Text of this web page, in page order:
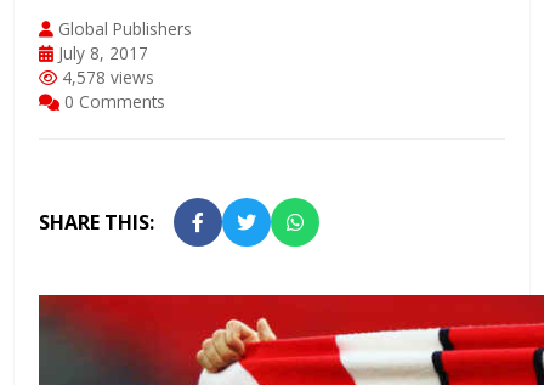
Global Publishers
July 8, 2017
4,578 views
0 Comments
SHARE THIS: